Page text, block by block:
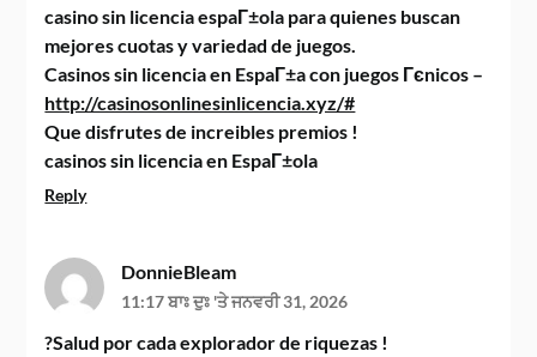
casino sin licencia espaГ±ola para quienes buscan
mejores cuotas y variedad de juegos.
Casinos sin licencia en EspaГ±a con juegos Гєnicos –
http://casinosonlinesinlicencia.xyz/#
Que disfrutes de increibles premios !
casinos sin licencia en EspaГ±ola
Reply
DonnieBleam
11:17 ਬਾਃ ਦੁਃ 'ਤੇ ਜਨਵਰੀ 31, 2026
?Salud por cada explorador de riquezas !